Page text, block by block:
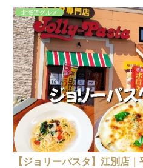
北海道グルメ
【ジョリーパスタ】江別店